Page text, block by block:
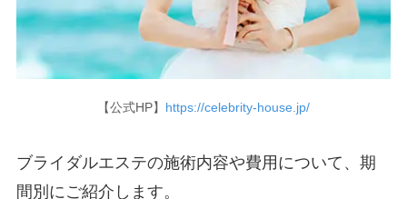
【公式HP】 https://celebrity-house.jp/
ブライダルエステの施術内容や費用について、期
間別にご紹介します。